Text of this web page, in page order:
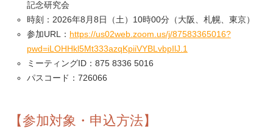
記念研究会
時刻：2026年8月8日（土）10時00分（大阪、札幌、東京）
参加URL： https://us02web.zoom.us/j/87583365016?
pwd=iLOHHkl5Mt333azqKpiiVYBLvbpIlJ.1
ミーティングID：875 8336 5016
パスコード：726066
【参加対象・申込方法】